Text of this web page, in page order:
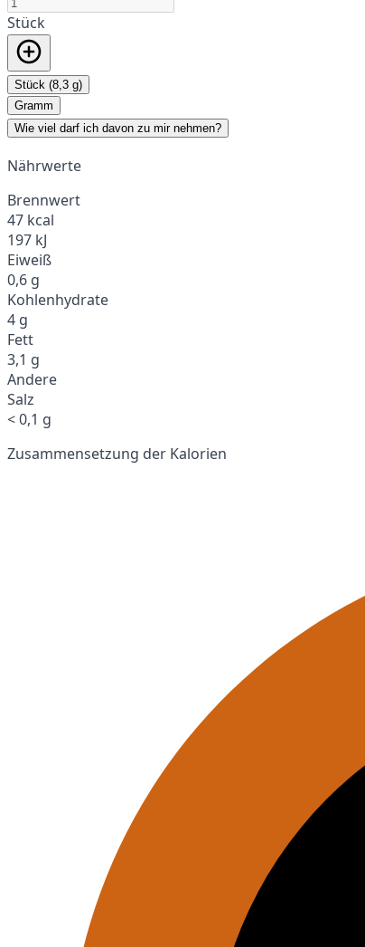
Stück
Stück (8,3 g)
Gramm
Wie viel darf ich davon zu mir nehmen?
Nährwerte
Brennwert
47 kcal
197 kJ
Eiweiß
0,6 g
Kohlenhydrate
4 g
Fett
3,1 g
Andere
Salz
< 0,1 g
Zusammensetzung der Kalorien